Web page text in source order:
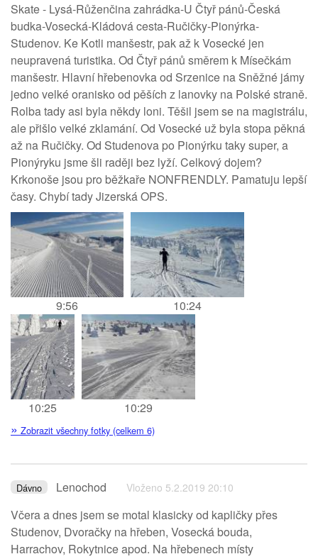
Skate - Lysá-Růženčina zahrádka-U Čtyř pánů-Česká
budka-Vosecká-Kládová cesta-Ručičky-Pionýrka-
Studenov. Ke Kotli manšestr, pak až k Vosecké jen
neupravená turistika. Od Čtyř pánů směrem k Mísečkám
manšestr. Hlavní hřebenovka od Srzenice na Sněžné jámy
jedno velké oranisko od pěších z lanovky na Polské straně.
Rolba tady asi byla někdy loni. Těšil jsem se na magistrálu,
ale přišlo velké zklamání. Od Vosecké už byla stopa pěkná
až na Ručičky. Od Studenova po Pionýrku taky super, a
Pionýryku jsme šli raději bez lyží. Celkový dojem?
Krkonoše jsou pro běžkaře NONFRENDLY. Pamatuju lepší
časy. Chybí tady Jizerská OPS.
9:56 10:24
10:25 10:29
» Zobrazit všechny fotky (celkem 6)
Dávno Lenochod Vloženo 5.2.2019 20:10
Včera a dnes jsem se motal klasicky od kapličky přes
Studenov, Dvoračky na hřeben, Vosecká bouda,
Harrachov, Rokytnice apod. Na hřebenech místy